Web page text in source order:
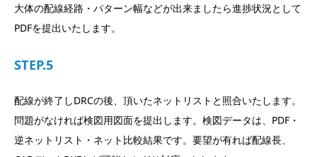
大体の配線経路・パターン幅などが出来ましたら進捗状況として
PDFを提出いたします。
STEP.5
配線が終了しDRCの後、頂いたネットリストと照合いたします。
問題がなければ検図用図面を提出します。検図データは、PDF・
逆ネットリスト・ネット比較結果です。要望が有れば配線長、